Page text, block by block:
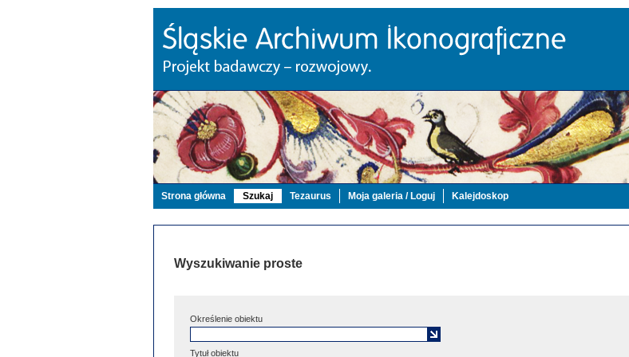
Strona główna Szukaj Tezaurus Moja galeria / Loguj Kalejdoskop
Wyszukiwanie proste
Określenie obiektu
Tytuł obiektu